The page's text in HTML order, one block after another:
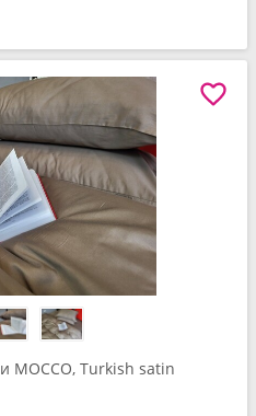
MOCCO, Turkish satin